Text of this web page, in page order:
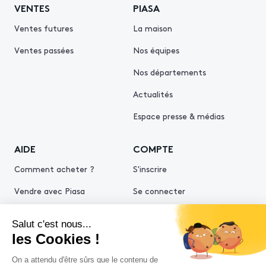
VENTES
Ventes futures
Ventes passées
PIASA
La maison
Nos équipes
Nos départements
Actualités
Espace presse & médias
AIDE
Comment acheter ?
Vendre avec Piasa
COMPTE
S'inscrire
Se connecter